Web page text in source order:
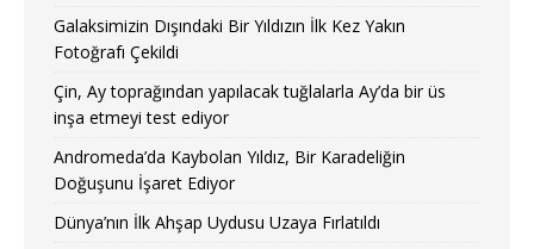
Galaksimizin Dışındaki Bir Yıldızın İlk Kez Yakın
Fotoğrafı Çekildi
Çin, Ay toprağından yapılacak tuğlalarla Ay’da bir üs
inşa etmeyi test ediyor
Andromeda’da Kaybolan Yıldız, Bir Karadeliğin
Doğuşunu İşaret Ediyor
Dünya’nın İlk Ahşap Uydusu Uzaya Fırlatıldı